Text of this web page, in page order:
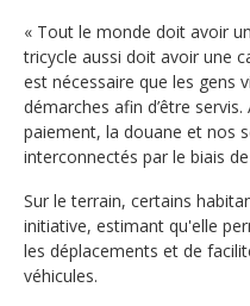
« Tout le monde doit avoir
tricycle aussi doit avoir une
est nécessaire que les gens
démarches afin d’être servis.
paiement, la douane et nos
interconnectés par le biais
Sur le terrain, certains
initiative, estimant qu'elle
les déplacements et de
véhicules.